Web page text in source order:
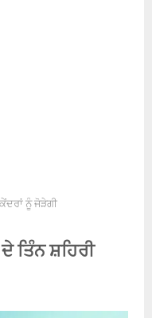
ਨੂੰ ਜੋੜੇਗੀ
ਤਿੰਨ ਸ਼ਹਿਰੀ